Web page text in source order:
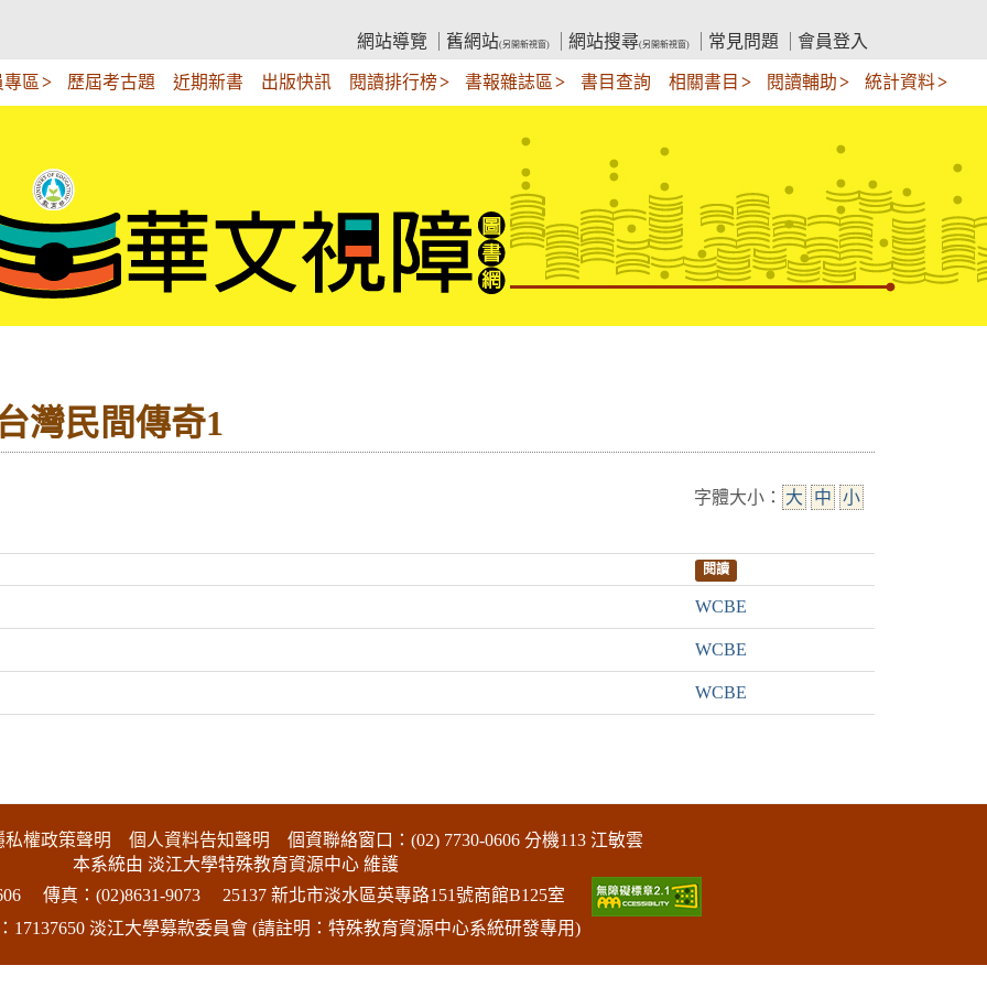
網站導覽 舊網站(另開新視窗) 網站搜尋(另開新視窗) 常見問題 會員登入
區 歷屆考古題 近期新書 出版快訊 閱讀排行榜 書報雜誌區 書目查詢 相關書目 閱讀輔助 統計資料
灣民間傳奇1
字體大小： 大 中 小
閱讀
WCBE
WCBE
WCBE
私權政策聲明 個人資料告知聲明 個資聯絡窗口：(02) 7730-0606 分機113 江敏雲
本系統由 淡江大學特殊教育資源中心 維護
傳真：(02)8631-9073
25137 新北市淡水區英專路151號商館B125室
17137650 淡江大學募款委員會 (請註明：特殊教育資源中心系統研發專用)